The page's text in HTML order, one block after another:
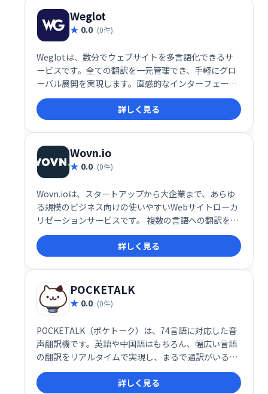
Weglot
0.0 (0件)
Weglotは、数分でウェブサイトを多言語化できるサ
ービスです。全ての翻訳を一元管理でき、手軽にグロ
ーバル展開を実現します。直感的なインターフェース
で、多言語対応による集客拡大をサポートします。
詳しく見る
Wovn.io
0.0 (0件)
Wovn.ioは、スタートアップから大企業まで、あらゆ
る規模のビジネス向けの使いやすいWebサイトローカ
リゼーションサービスです。 複数の言語への翻訳を簡
単に実現し、サイト訪問者はウィジェットで言語をス
ムーズに切り替えられます。翻訳コンテンツの編集・
管理もブラウザ上で行えるため、効率的な多言語化を
支援します。
詳しく見る
POCKETALK
0.0 (0件)
POCKETALK（ポケトーク）は、74言語に対応した音
声翻訳機です。英語や中国語はもちろん、幅広い言語
の翻訳をリアルタイムで実現し、まるで通訳がいるか
のようなスムーズなコミュニケーションを可能にしま
す。相手と互いに言葉を話せなくても、手軽に意思疎
詳しく見る